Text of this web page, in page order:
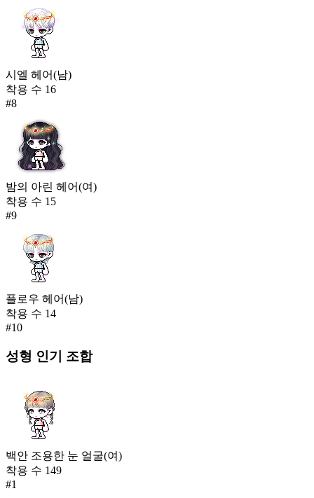
시엘 헤어(남)
착용 수 16
#8
밤의 아린 헤어(여)
착용 수 15
#9
플로우 헤어(남)
착용 수 14
#10
성형 인기 조합
백안 조용한 눈 얼굴(여)
착용 수 149
#1